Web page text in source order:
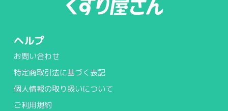
ヘルプ
お問い合わせ
特定商取引法に基づく表記
個人情報の取り扱いについて
ご利用規約